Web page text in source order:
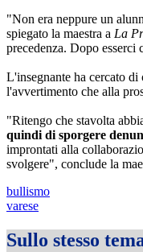
"Non era neppure un
spiegato la maestra a La
precedenza. Dopo
L'insegnante ha cercato di
l'avvertimento che alla
"Ritengo che stavolta
quindi di sporgere
improntati alla
svolgere", conclude la
bullismo
varese
Sullo stesso